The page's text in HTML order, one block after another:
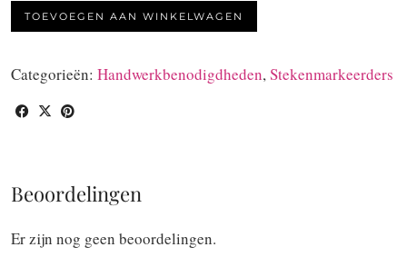
Stekenmarkeerders
schaap
garen
8
stuks
TOEVOEGEN AAN WINKELWAGEN
Categorieën: Handwerkbenodigdheden,Stekenmarkeerders
Beoordelingen
Er zijn nog geen beoordelingen.